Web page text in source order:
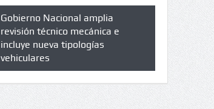
Gobierno Nacional amplia
revisión técnico mecánica e
incluye nueva tipologías
vehiculares
Qué es un
cuáles son